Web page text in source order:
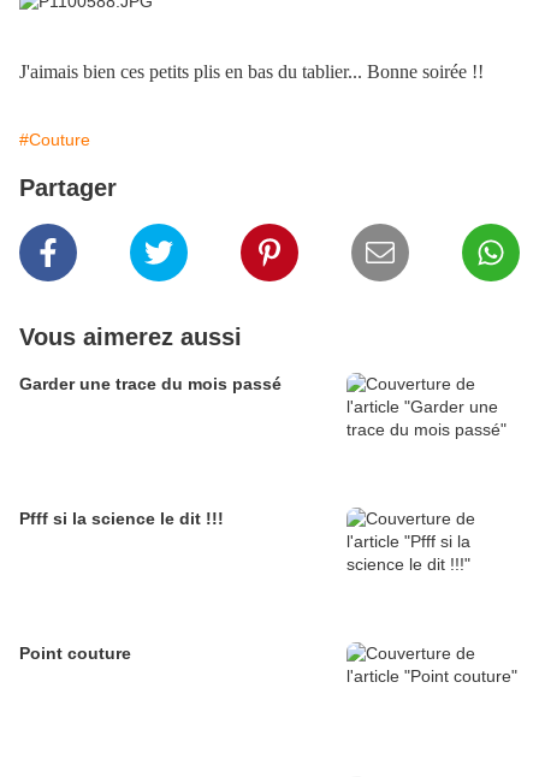
J'aimais bien ces petits plis en bas du tablier... Bonne soirée !!
#Couture
Partager
Vous aimerez aussi
Garder une trace du mois passé
Pfff si la science le dit !!!
Point couture